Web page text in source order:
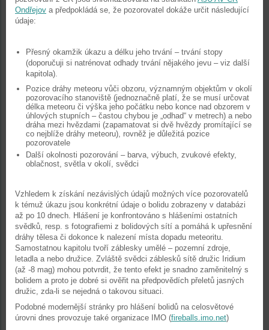
Ondřejov a předpokládá se, že pozorovatel dokáže určit následující
údaje:
Přesný okamžik úkazu a délku jeho trvání – trvání stopy
(doporučuji si natrénovat odhady trvání nějakého jevu – viz další
kapitola).
Pozice dráhy meteoru vůči obzoru, významným objektům v okolí
pozorovacího stanoviště (jednoznačně platí, že se musí určovat
délka meteoru či výška jeho počátku nebo konce nad obzorem v
úhlových stupních – častou chybou je „odhad“ v metrech) a nebo
dráha mezi hvězdami (zapamatovat si dvě hvězdy promítající se
co nejblíže dráhy meteoru), rovněž je důležitá pozice
pozorovatele
Další okolnosti pozorování – barva, výbuch, zvukové efekty,
oblačnost, světla v okolí, svědci
Vzhledem k získání nezávislých údajů možných více pozorovatelů
k témuž úkazu jsou konkrétní údaje o bolidu zobrazeny v databázi
až po 10 dnech. Hlášení je konfrontováno s hlášeními ostatních
svědků, resp. s fotografiemi z bolidových sítí a pomáhá k upřesnění
dráhy tělesa či dokonce k nalezení místa dopadu meteoritu.
Samostatnou kapitolu tvoří záblesky umělé – pozemní zdroje,
letadla a nebo družice. Zvláště svědci záblesků sítě družic Iridium
(až -8 mag) mohou potvrdit, že tento efekt je snadno zaměnitelný s
bolidem a proto je dobré si ověřit na předpovědích přeletů jasných
družic, zda-li se nejedná o takovou situaci.
Podobné modernější stránky pro hlášení bolidů na celosvětové
úrovni dnes provozuje také organizace IMO (fireballs.imo.net)